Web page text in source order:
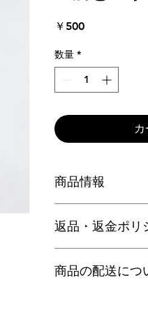
￥500価
数量 *
商品情報
返品・返金ポリ
満足しなかった場合
商品の配送につ